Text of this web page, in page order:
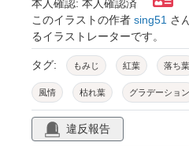
本人確認: 本人確認済
このイラストの作者 sing51 さ
るイラストレーターです。
タグ: もみじ 紅葉 落ち葉
風情 枯れ葉 グラデーション
赤 黄色 緑
違反報告